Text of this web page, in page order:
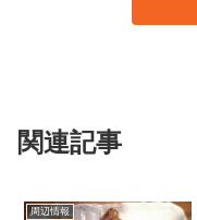
関連記事
周辺情報